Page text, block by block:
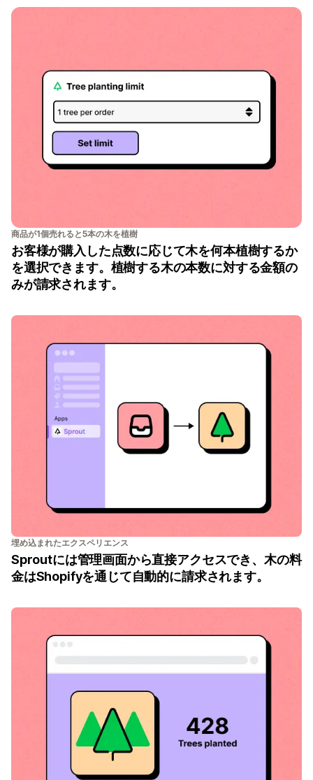
商品が1個売れると5本の木を植樹
お客様が購入した点数に応じて木を何本植樹するか
を選択できます。植樹する木の本数に対する金額の
みが請求されます。
埋め込まれたエクスペリエンス
Sproutには管理画面から直接アクセスでき、木の料
金はShopifyを通じて自動的に請求されます。